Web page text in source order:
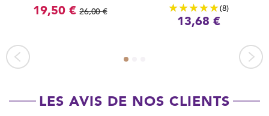
19,50 € 26,00 € (8)
13,68 €
LES AVIS DE NOS CLIENTS